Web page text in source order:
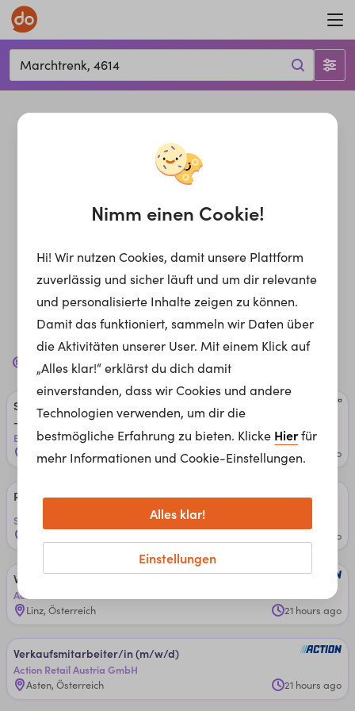
Marchtrenk, 4614
Jobs für dich in Marchtrenk, 4614
Scha­den­sach­be­ar­bei­ter*in Ver­si­che­run­g (In­nen­diens­t)
- 100% ­re­mo­te ­mög­lich
BarmeniaGothaer
Remote 1 day ago
Rei­ni­gungs­kraf­t (m/w/d) - Enns
Sodexo Service Solutions Austria GmbH
1 day ago
Ver­kaufs­mit­ar­bei­ter/in (m/w/d)
Action Retail Austria GmbH
Linz, Österreich 21 hours ago
Ver­kaufs­mit­ar­bei­ter/in (m/w/d)
Action Retail Austria GmbH
Asten, Österreich 21 hours ago
Nimm einen Cookie!
Hi! Wir nutzen Cookies, damit unsere Plattform
zuverlässig und sicher läuft und um dir relevante
und personalisierte Inhalte zeigen zu können.
Damit das funktioniert, sammeln wir Daten über
die Aktivitäten unserer User. Mit einem Klick auf
„Alles klar!“ erklärst du dich damit
einverstanden, dass wir Cookies und andere
Technologien verwenden, um dir die
bestmögliche Erfahrung zu bieten. Klicke Hierfür
mehr Informationen und Cookie-Einstellungen.
Einstellungen
Alles klar!